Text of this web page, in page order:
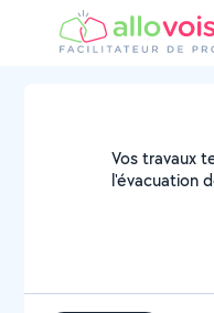
Vos travaux
l'évacuation